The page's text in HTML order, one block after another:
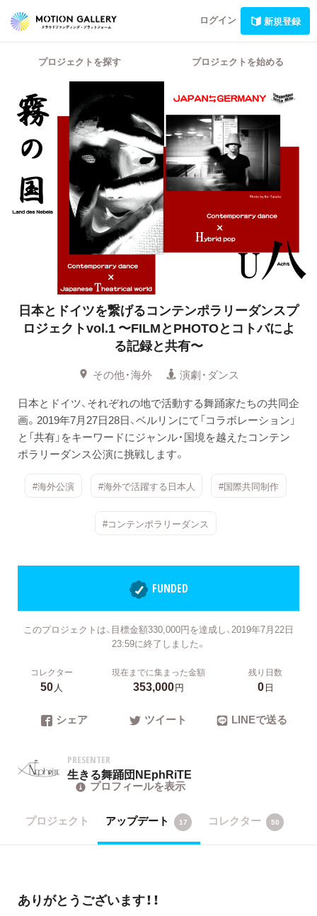
ログイン 新規登録
プロジェクトを探す プロジェクトを始める
日本とドイツを繋げるコンテンポラリーダンスプ
ロジェクトvol.1〜FILMとPHOTOとコトバによ
る記録と共有〜
その他・海外
演劇・ダンス
日本とドイツ、それぞれの地で活動する舞踊家たちの共同企
画。2019年7月27日28日、ベルリンにて「コラボレーション」
と「共有」をキーワードにジャンル・国境を越えたコンテン
ポラリーダンス公演に挑戦します。
#海外公演 #海外で活躍する日本人 #国際共同制作
#コンテンポラリーダンス
FUNDED
このプロジェクトは、目標金額330,000円を達成し、2019年7月22日
23:59に終了しました。
コレクター
50人
現在までに集まった金額
353,000円
残り日数
0日
シェア ツイート LINEで送る
PRESENTER
生きる舞踊団NEphRiTE
プロフィールを表示
プロジェクト アップデート 17 コレクター 50
ありがとうございます！！